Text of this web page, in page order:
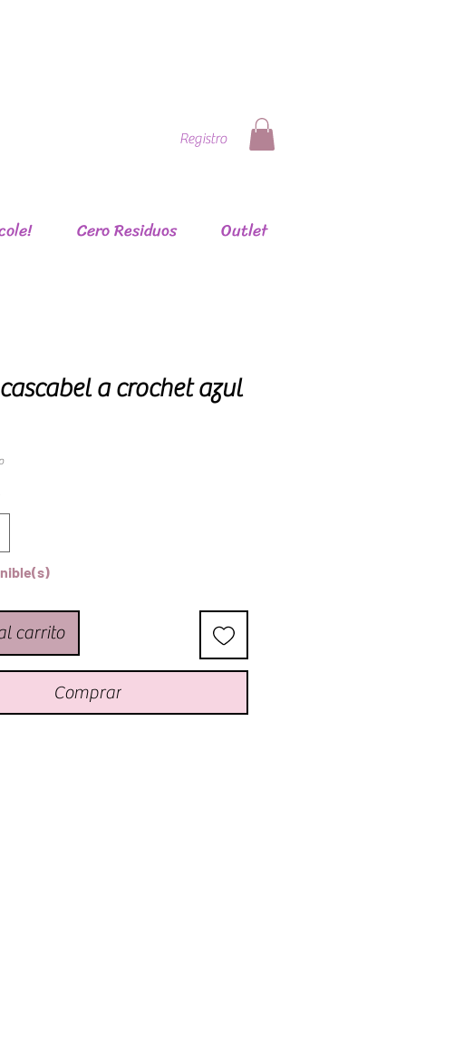
Registro
Cero Residuos Outlet
a crochet azul
carrito
Comprar